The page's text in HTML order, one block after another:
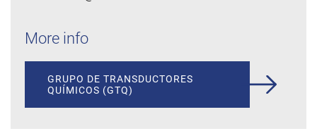
More info
GRUPO DE TRANSDUCTORES
QUÍMICOS (GTQ)